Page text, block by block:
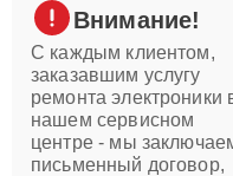
Внимание!
С каждым клиентом,
заказавшим услугу
ремонта электроники
нашем сервисном
центре - мы
письменный договор,